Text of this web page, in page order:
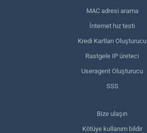
MAC adresi arama
İnternet hız testi
Kredi Kartları Oluşturucu
Rastgele IP üreteci
Useragent Oluşturucu
SSS
Bize ulaşın
Kötüye kullanım bildir